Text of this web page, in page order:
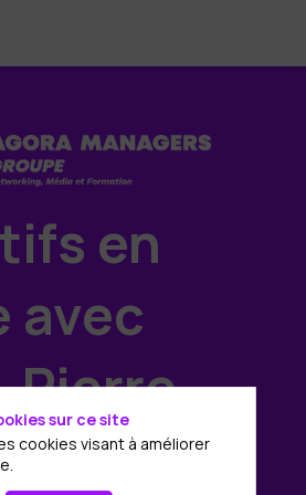
en
avec
Pierre
sur ce site
cookies visant à améliorer